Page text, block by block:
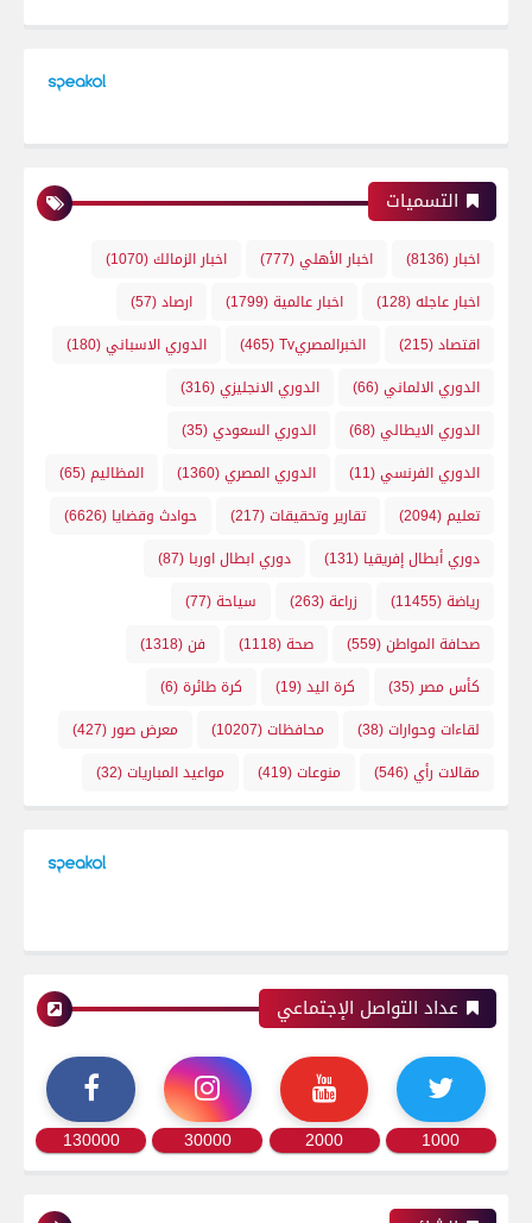
التسميات
اخبار(8136) اخبار الأهلي(777) اخبار الزمالك(1070)
اخبار عاجله(128) اخبار عالمية(1799) ارصاد(57)
اقتصاد(215) الخبرالمصريTv (465) الدوري الاسباني(180)
الدوري الالماني(66) الدوري الانجليزي(316)
الدوري الايطالي(68) الدوري السعودي(35)
الدوري الفرنسي(11) الدوري المصري(1360) المظاليم(65)
تعليم(2094) تقارير وتحقيقات(217) حوادث وقضايا (6626)
دوري أبطال إفريقيا (131) دوري ابطال اوربا (87)
رياضة(11455) زراعة(263) سياحة(77)
صحافة المواطن(559) صحة(1118) فن(1318)
كأس مصر(35) كرة اليد(19) كرة طائرة(6)
لقاءات وحوارات(38) محافظات(10207) معرض صور(427)
مقالات رأي(546) منوعات(419) مواعيد المباريات(32)
عداد التواصل الإجتماعي
1000
2000
30000
130000